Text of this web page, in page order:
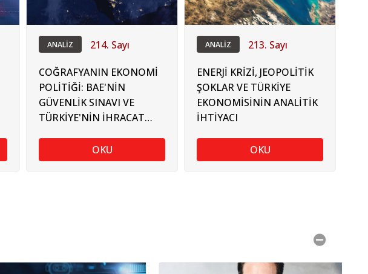
ANALİZ 214. Sayı
COĞRAFYANIN EKONOMİ
POLİTİĞİ: BAE'NİN
GÜVENLİK SINAVI VE
TÜRKİYE'NİN İHRACAT
OKU
ANALİZ 213. Sayı
ENERJİ KRİZİ, JEOPOLİTİK
ŞOKLAR VE TÜRKİYE
EKONOMİSİNİN ANALİTİK
İHTİYACI
OKU